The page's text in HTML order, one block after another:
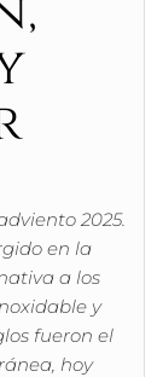
2025.
en la
a los
y
fueron el
hoy